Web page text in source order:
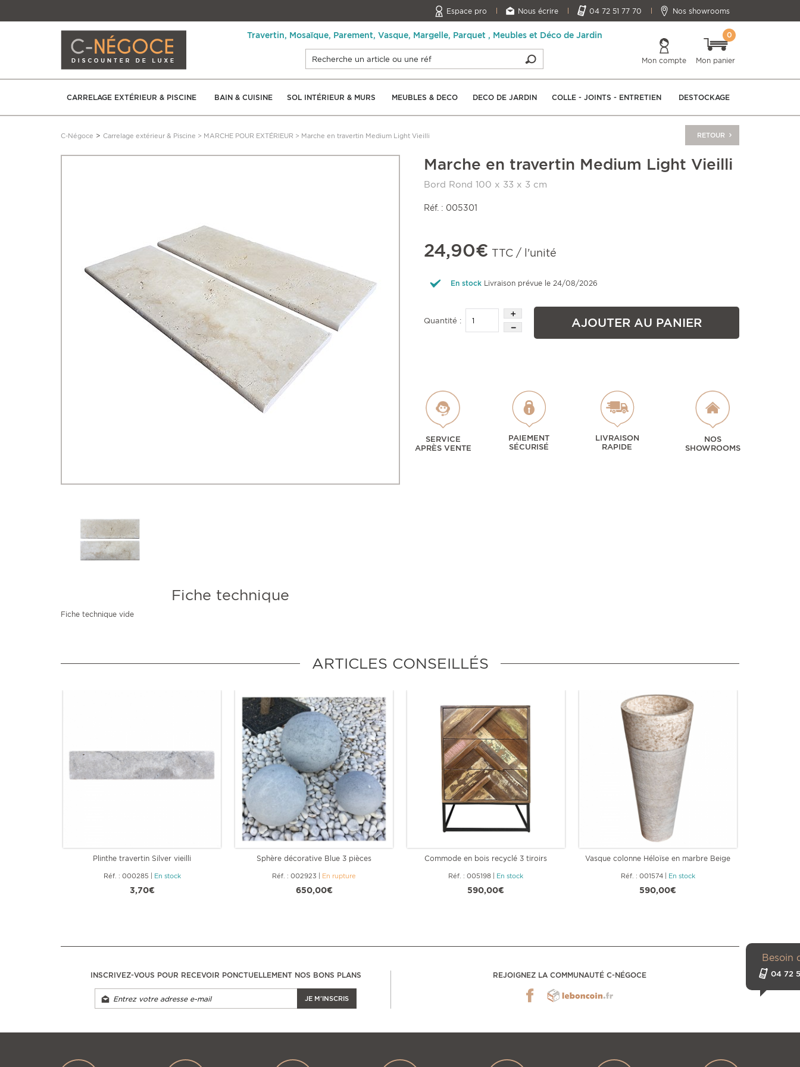
Espace pro Nous écrire 04 72 51 77 70 Nos showrooms
Travertin, Mosaïque, Parement, Vasque, Margelle, Parquet , Meubles et Déco de Jardin
Mon compte Mon panier
0
CARRELAGE EXTÉRIEUR & PISCINE BAIN & CUISINE SOL INTÉRIEUR & MURS MEUBLES & DECO DECO DE JARDIN COLLE - JOINTS - ENTRETIEN DESTOCKAGE
C-Négoce > Carrelage extérieur & Piscine > MARCHE POUR EXTÉRIEUR > Marche en travertin Medium Light Vieilli RETOUR
Besoin
04 72
Fiche technique
Fiche technique vide
Marche en travertin Medium Light Vieilli
Bord Rond 100 x 33 x 3 cm
Réf. : 005301
24,90€ TTC / l'unité
En stock Livraison prévue le 24/08/2026
Quantité : AJOUTER AU PANIER
SERVICE
APRÈS VENTE
PAIEMENT
SÉCURISÉ
LIVRAISON
RAPIDE
NOS
SHOWROOMS
ARTICLES CONSEILLÉS
Plinthe travertin Silver vieilli
Réf. : 000285 En stock
3,70€
Sphère décorative Blue 3 pièces
Réf. : 002923 En rupture
650,00€
Commode en bois recyclé 3 tiroirs
Réf. : 005198 En stock
590,00€
Vasque colonne Héloïse en marbre Beige
Réf. : 001574| En stock
590,00€
INSCRIVEZ-VOUS POUR RECEVOIR PONCTUELLEMENT NOS BONS PLANS
JE M'INSCRIS
REJOIGNEZ LA COMMUNAUTÉ C-NÉGOCE